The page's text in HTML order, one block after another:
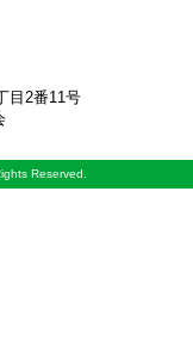
目2番11号
Reserved.